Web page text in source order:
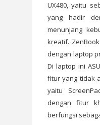
UX480, yaitu
yang hadir
menunjang
kreatif.
dengan laptop
Di laptop ini
fitur yang tidak
yaitu
dengan fitur
berfungsi